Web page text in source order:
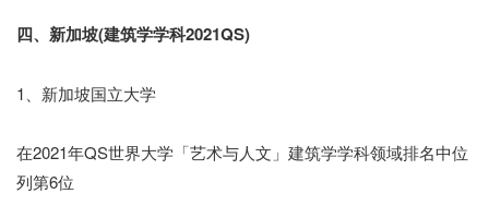
四、新加坡(建筑学学科2021QS)
1、新加坡国立大学
在2021年QS世界大学「艺术与人文」建筑学学科领域排名中位
列第6位